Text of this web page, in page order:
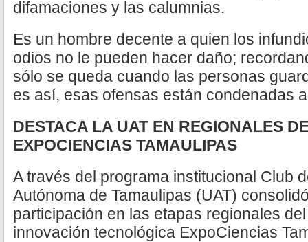
difamaciones y las calumnias.
Es un hombre decente a quien los
odios no le pueden hacer daño;
sólo se queda cuando las personas
es así, esas ofensas están condenadas
DESTACA LA UAT EN REGIONALES
EXPOCIENCIAS TAMAULIPAS
A través del programa institucional Club
Autónoma de Tamaulipas (UAT)
participación en las etapas regionales
innovación tecnológica ExpoCiencias